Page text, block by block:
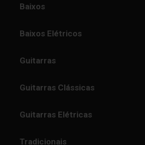
Baixos
Baixos Elétricos
Guitarras
Guitarras Clássicas
Guitarras Elétricas
Tradicionais